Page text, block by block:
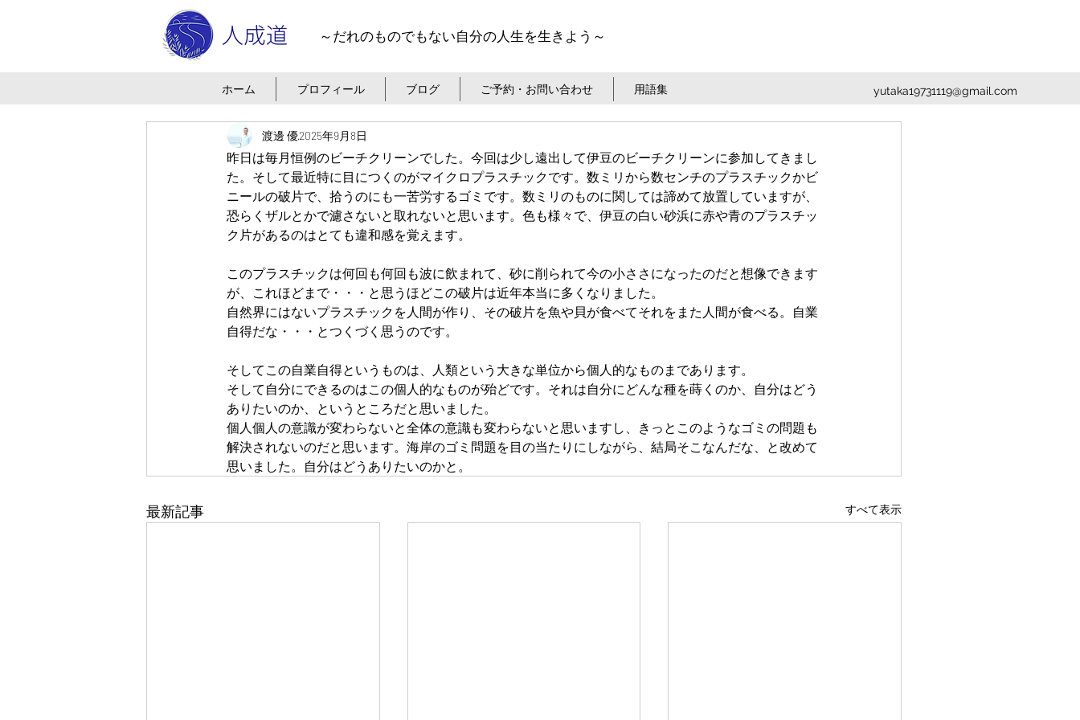
～だれのものでもない自分の人生を生きよう～
ホーム プロフィール ブログ ご予約・お問い合わせ 用語集 yutaka19731119@gmail.com
渡邊 優2025年9月8日
昨日は毎月恒例のビーチクリーンでした。今回は少し遠出して伊豆のビーチクリーンに参加してきまし
た。そして最近特に目につくのがマイクロプラスチックです。数ミリから数センチのプラスチックかビ
ニールの破片で、拾うのにも一苦労するゴミです。数ミリのものに関しては諦めて放置していますが、
恐らくザルとかで濾さないと取れないと思います。色も様々で、伊豆の白い砂浜に赤や青のプラスチッ
ク片があるのはとても違和感を覚えます。
このプラスチックは何回も何回も波に飲まれて、砂に削られて今の小ささになったのだと想像できます
が、これほどまで・・・と思うほどこの破片は近年本当に多くなりました。
自然界にはないプラスチックを人間が作り、その破片を魚や貝が食べてそれをまた人間が食べる。自業
自得だな・・・とつくづく思うのです。
そしてこの自業自得というものは、人類という大きな単位から個人的なものまであります。
そして自分にできるのはこの個人的なものが殆どです。それは自分にどんな種を蒔くのか、自分はどう
ありたいのか、というところだと思いました。
個人個人の意識が変わらないと全体の意識も変わらないと思いますし、きっとこのようなゴミの問題も
解決されないのだと思います。海岸のゴミ問題を目の当たりにしながら、結局そこなんだな、と改めて
思いました。自分はどうありたいのかと。
最新記事 すべて表示